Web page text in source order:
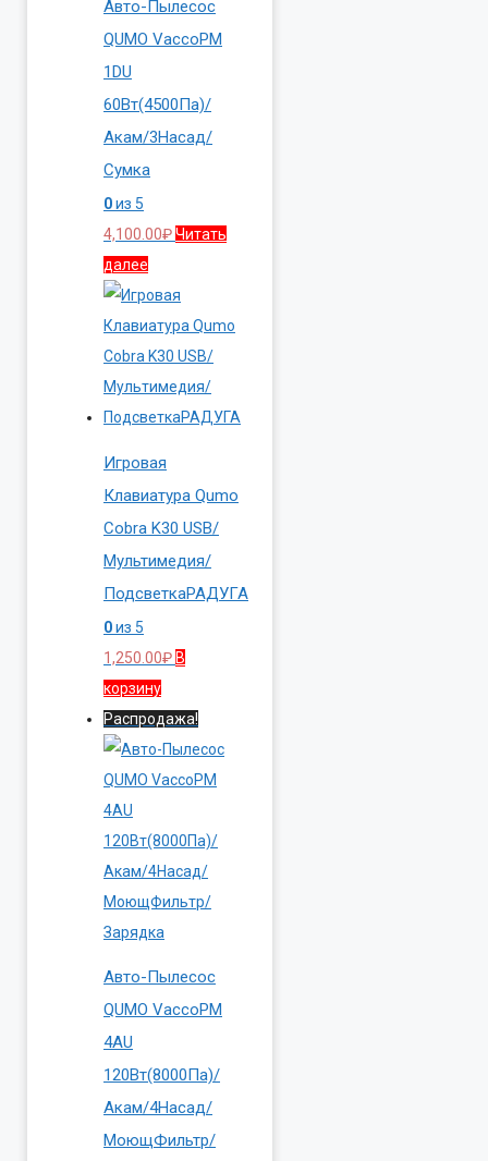
Авто-Пылесос
QUMO VaccoPM
1DU
60Вт(4500Па)/
Акам/3Насад/
Сумка
0из 5
4,100.00₽Читать
далее
Игровая
Клавиатура Qumo
Cobra K30 USB/
Мультимедия/
ПодсветкаРАДУГА
0из 5
1,250.00₽ В
корзину
Распродажа!
Авто-Пылесос
QUMO VaccoPM
4AU
120Вт(8000Па)/
Акам/4Насад/
МоющФильтр/